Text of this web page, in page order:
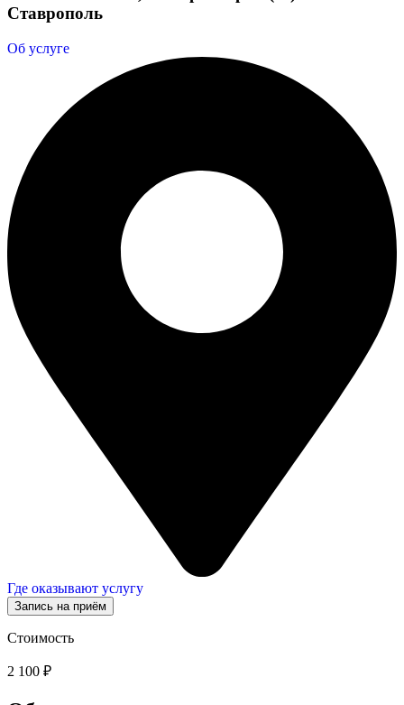
Ставрополь
Об услуге
Где оказывают услугу
Запись на приём
Стоимость
2 100 ₽